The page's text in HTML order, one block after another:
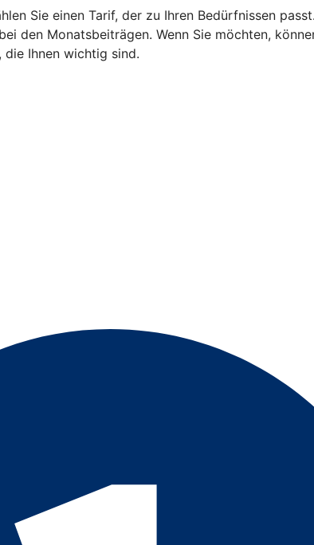
Sie einen Tarif, der zu Ihren Bedürfnissen
den Monatsbeiträgen. Wenn Sie möchten,
die Ihnen wichtig sind.